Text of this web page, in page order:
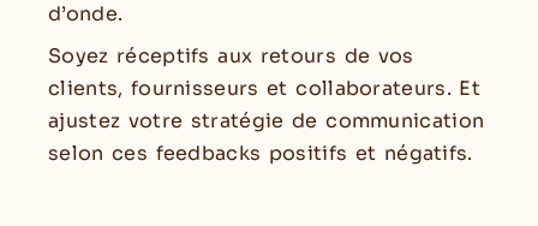
d’onde.
Soyez réceptifs aux retours de vos
clients, fournisseurs et collaborateurs. Et
ajustez votre stratégie de communication
selon ces feedbacks positifs et négatifs.